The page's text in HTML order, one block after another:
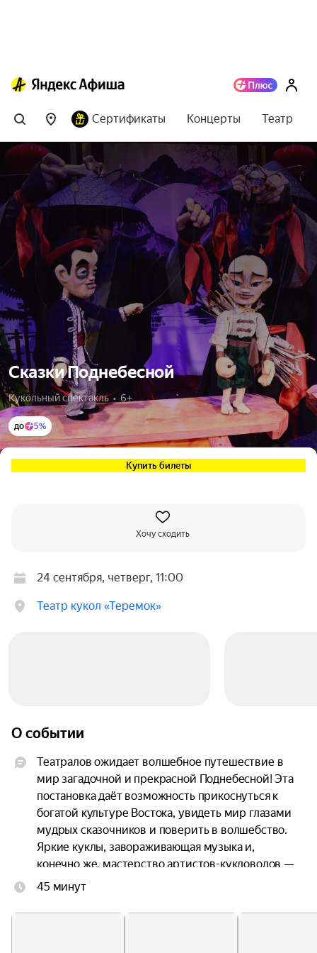
Сертификаты Концерты Театр
Сказки Поднебесной
Кукольный спектакль  •  6+
до 5%
Купить билеты
Хочу сходить
24 сентября, четверг, 11:00
Театр кукол «Теремок»
О событии
Театралов ожидает волшебное путешествие в
мир загадочной и прекрасной Поднебесной! Эта
постановка даёт возможность прикоснуться к
богатой культуре Востока, увидеть мир глазами
мудрых сказочников и поверить в волшебство.
Яркие куклы, завораживающая музыка и,
конечно же, мастерство артистов-кукловодов —
всё это создаст неповторимую атмосферу,
возрастов.
45 минут